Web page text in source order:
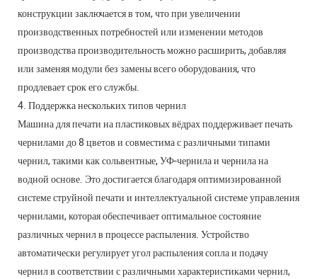
конструкции заключается в том, что при увеличении
производственных потребностей или изменении методов
производства производительность можно расширить, добавляя
или заменяя модули без замены всего оборудования, что
продлевает срок его службы.
4. Поддержка нескольких типов чернил
Машина для печати на пластиковых вёдрах поддерживает печать
чернилами до 8 цветов и совместима с различными типами
чернил, такими как сольвентные, УФ-чернила и чернила на
водной основе. Это достигается благодаря оптимизированной
системе струйной печати и интеллектуальной системе управления
чернилами, которая обеспечивает оптимальное состояние
различных чернил в процессе распыления. Устройство
автоматически регулирует угол распыления сопла и подачу
чернил в соответствии с различными характеристиками чернил,